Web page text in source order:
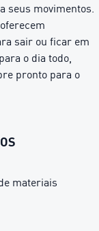
seus movimentos.
sair ou ficar em
o dia todo,
pronto para o
materiais